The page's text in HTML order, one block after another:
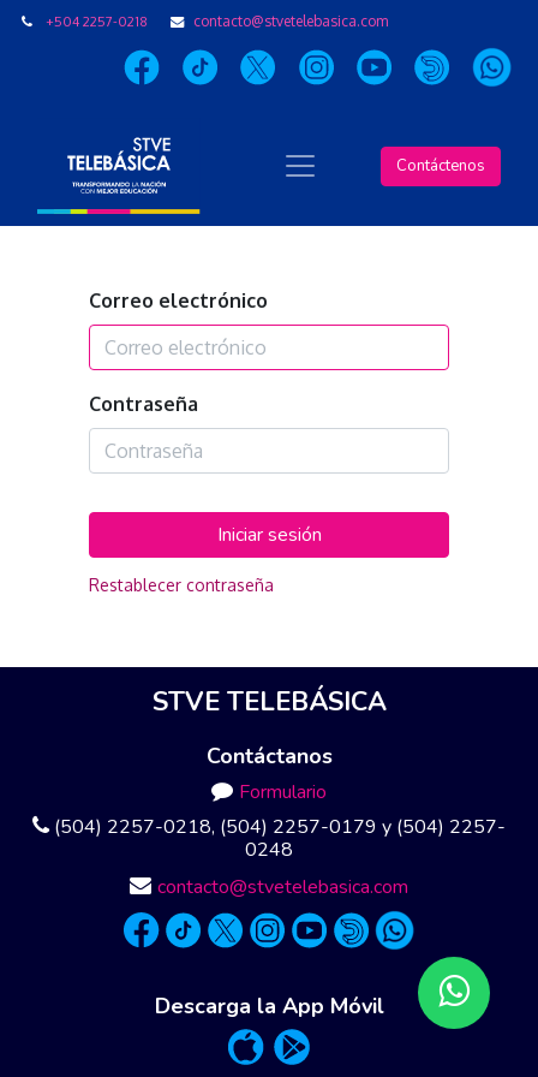
+504 2257-0218 contacto@stvetelebasica.com
Contáctenos
Correo electrónico
Contraseña
Iniciar sesión
Restablecer contraseña
STVE TELEBÁSICA
Contáctanos
Formulario
(504) 2257-0218, (504) 2257-0179 y (504) 2257-
0248
contacto@stvetelebasica.com
Descarga la App Móvil